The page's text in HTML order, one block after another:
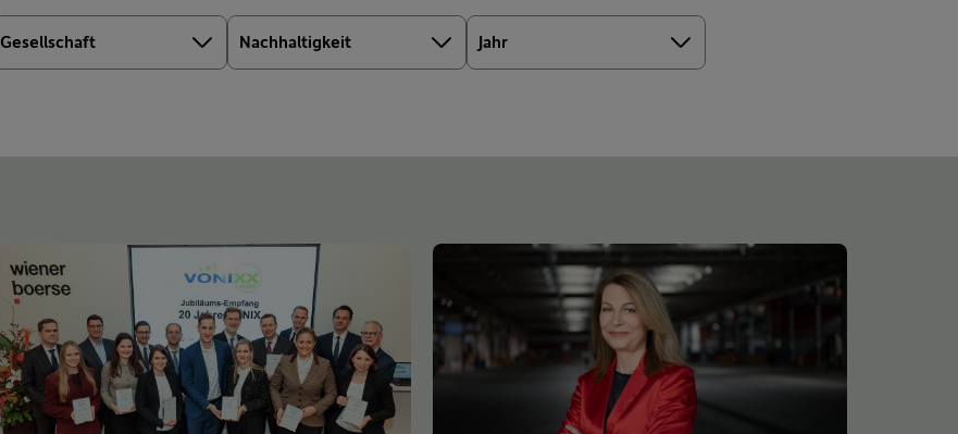
Gesellschaft Nachhaltigkeit Jahr